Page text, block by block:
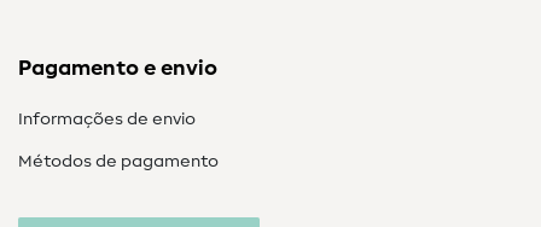
Pagamento e envio
Informações de envio
Métodos de pagamento